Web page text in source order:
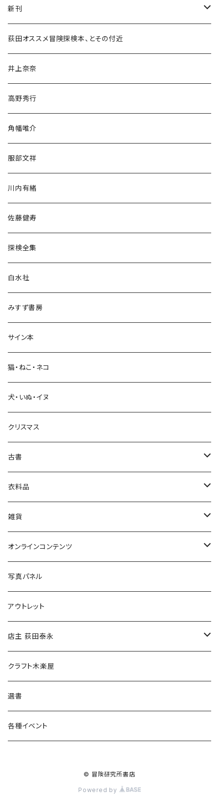
新刊
和書
文学・小説・物語
随筆・ノンフィクション・その他
民族・風習
言語・ことば
生活・暮らし
芸術・絵画・写真
絵本・児童書
娯楽・エンターテインメント
荻田オススメ冒険探検本、とその付近
井上奈奈
高野秀行
角幡唯介
服部文祥
川内有緒
佐藤健寿
探検全集
白水社
みすず書房
サイン本
猫・ねこ・ネコ
犬・いぬ・イヌ
クリスマス
古書
古書セット
美術
衣料品
POLEWARDS
Tシャツ
雑貨
バッグ
ブックカバー
マグカップ
傘
食料品
その他
オンラインコンテンツ
冒険クロストーク
写真パネル
アウトレット
店主 荻田泰永
書籍
ウェア
クラフト木楽屋
選書
各種イベント
© 冒険研究所書店
Powered by